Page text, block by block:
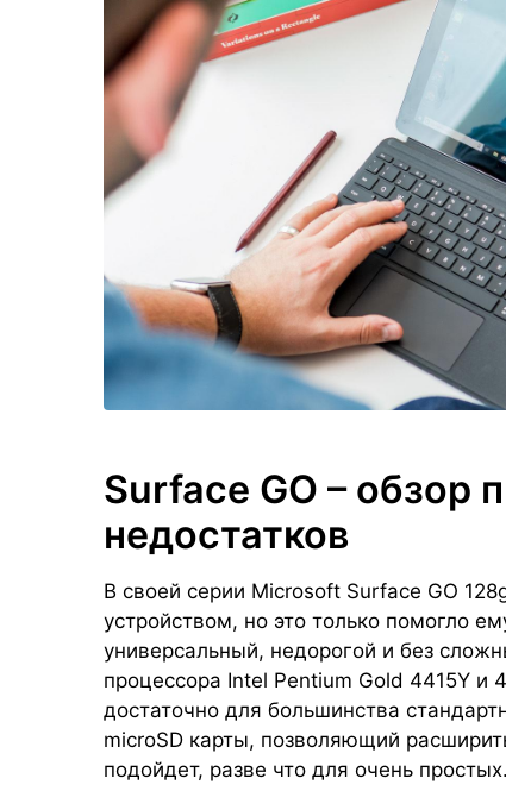
Surface GO – обзор
недостатков
В своей серии Microsoft Surface GO
устройством, но это только помогло
универсальный, недорогой и без
процессора Intel Pentium Gold 4415Y и
достаточно для большинства
microSD карты, позволяющий
подойдет, разве что для очень простых.